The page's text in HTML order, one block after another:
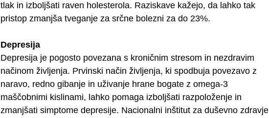
tlak in izboljšati raven holesterola. Raziskave kažejo, da lahko tak
pristop zmanjša tveganje za srčne bolezni za do 23%.
Depresija
Depresija je pogosto povezana s kroničnim stresom in nezdravim
načinom življenja. Prvinski način življenja, ki spodbuja povezavo z
naravo, redno gibanje in uživanje hrane bogate z omega-3
maščobnimi kislinami, lahko pomaga izboljšati razpoloženje in
zmanjšati simptome depresije. Nacionalni inštitut za duševno zdravje